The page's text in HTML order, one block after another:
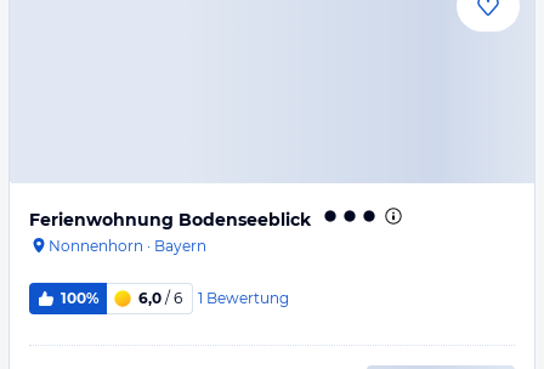
Ferienwohnung Bodenseeblick
Nonnenhorn · Bayern
100% 6,0 / 6 1 Bewertung